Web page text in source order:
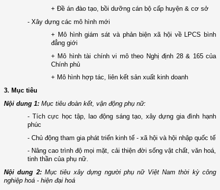
+ Đề án đào tạo, bồi dưỡng cán bộ cấp huyện & cơ sở
- Xây dựng các mô hình mới
+ Mô hình giám sát và phản biện xã hội về LPCS bình
đẳng giới
+ Mô hình tài chính vi mô theo Nghị định 28 & 165 của
Chính phủ
+ Mô hình hợp tác, liên kết sản xuất kinh doanh
3. Mục tiêu
Nội dung 1: Mục tiêu đoàn kết, vận động phụ nữ:
- Tíchcực học tập, lao động sáng tạo, xây dựng gia đình hạnh
phúc
- Chủ động tham gia phát triển kinh tế - xã hội và hội nhập quốc tế
- Nâng cao trình độ mọi mặt, cải thiện đời sống vật chất, văn hoá,
tinh thần của phụ nữ.
Nội dung 2:Mục tiêu xâydựng người phụ nữ Việt Nam thời kỳ công
nghiệp hoá - hiện đại hoá